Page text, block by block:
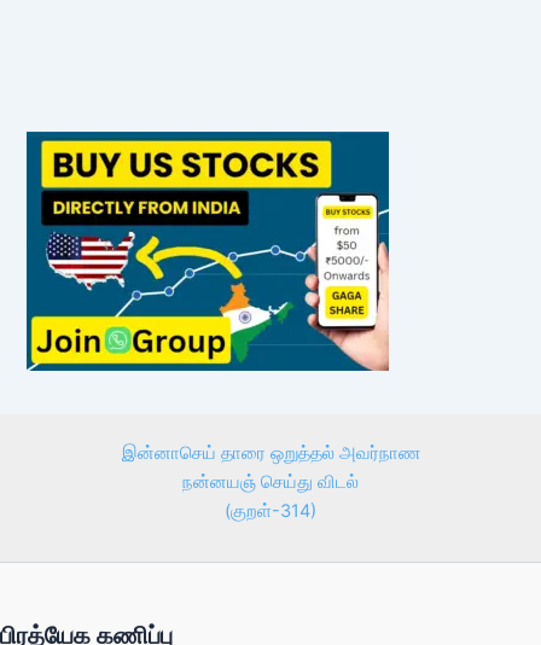
இன்னாசெய் தாரை ஒறுத்தல் அவர்நாண
நன்னயஞ் செய்து விடல்
(குறள்-314)
பிரத்யேக கணிப்பு